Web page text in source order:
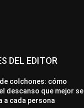
DEL EDITOR
colchones: cómo
descanso que mejor se
a cada persona